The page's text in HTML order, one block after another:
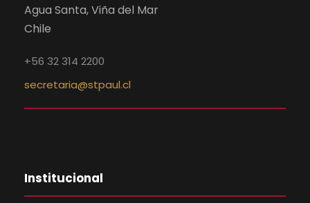
Agua Santa, Viña del Mar
Chile
+56 32 314 2200
secretaria@stpaul.cl
Institucional